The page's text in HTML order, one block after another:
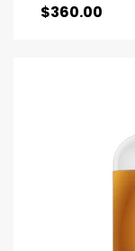
$360.00